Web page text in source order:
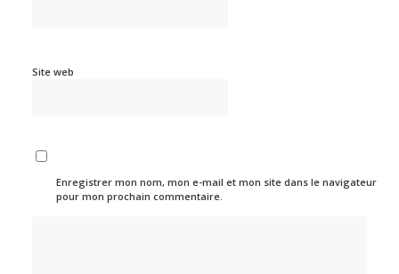
Site web
Enregistrer mon nom, mon e-mail et mon site dans le navigateur
pour mon prochain commentaire.